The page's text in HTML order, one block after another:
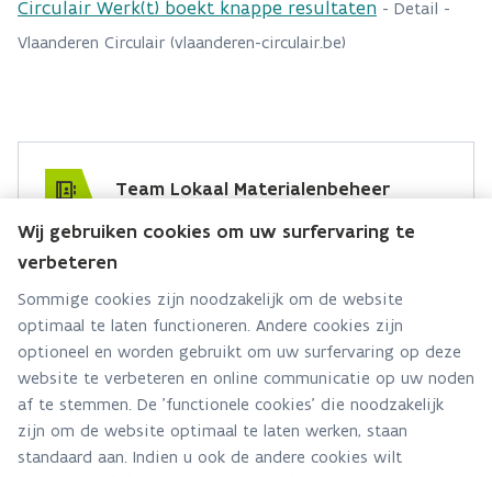
Circulair Werk(t) boekt knappe resultaten - Detail -
Vlaanderen Circulair (vlaanderen-circulair.be)
Team Lokaal Materialenbeheer
Hebt u een vraag voor dit team? Stel ze hier:
Via contact formulier
Alle contactgegevens
Adres
Stationsstraat 110
2800 Mechelen
Wij gebruiken cookies om uw surfervaring te
verbeteren
Sommige cookies zijn noodzakelijk om de website
optimaal te laten functioneren. Andere cookies zijn
optioneel en worden gebruikt om uw surfervaring op deze
website te verbeteren en online communicatie op uw noden
af te stemmen. De 'functionele cookies' die noodzakelijk
zijn om de website optimaal te laten werken, staan
standaard aan. Indien u ook de andere cookies wilt